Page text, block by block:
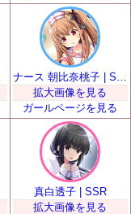
拡大画像を見る
ガールページを見る
真白透子 | SSR
拡大画像を見る